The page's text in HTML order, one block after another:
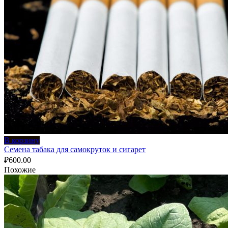
В корзину
Семена табака для самокруток и сигарет
₽600.00
Похожие